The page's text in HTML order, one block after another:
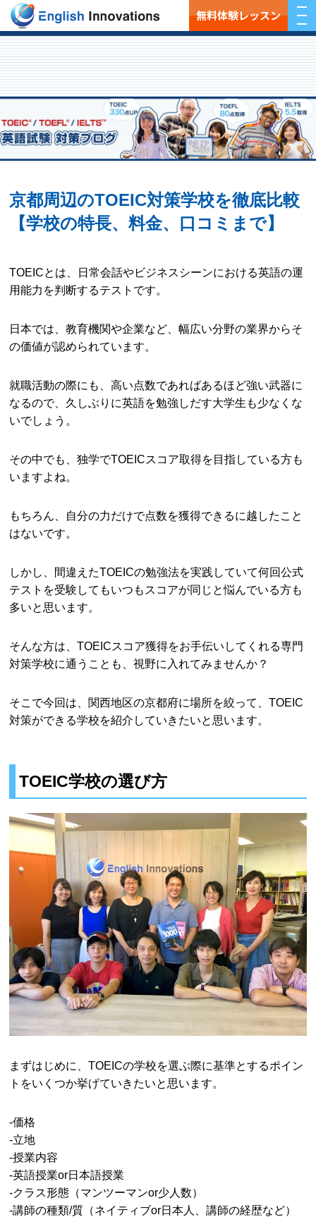
無料体験レッスン
京都周辺のTOEIC対策学校を徹底比較
【学校の特長、料金、口コミまで】
TOEICとは、日常会話やビジネスシーンにおける英語の運
用能力を判断するテストです。
日本では、教育機関や企業など、幅広い分野の業界からそ
の価値が認められています。
就職活動の際にも、高い点数であればあるほど強い武器に
なるので、久しぶりに英語を勉強しだす大学生も少なくな
いでしょう。
その中でも、独学でTOEICスコア取得を目指している方も
いますよね。
もちろん、自分の力だけで点数を獲得できるに越したこと
はないです。
しかし、間違えたTOEICの勉強法を実践していて何回公式
テストを受験してもいつもスコアが同じと悩んでいる方も
多いと思います。
そんな方は、TOEICスコア獲得をお手伝いしてくれる専門
対策学校に通うことも、視野に入れてみませんか？
そこで今回は、関西地区の京都府に場所を絞って、TOEIC
対策ができる学校を紹介していきたいと思います。
TOEIC学校の選び方
まずはじめに、TOEICの学校を選ぶ際に基準とするポイン
トをいくつか挙げていきたいと思います。
-価格
-立地
-授業内容
-英語授業or日本語授業
-クラス形態（マンツーマンor少人数）
-講師の種類/質（ネイティブor日本人、講師の経歴など）